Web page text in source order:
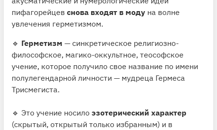
пифагорейцев снова входят в моду на волне
увлечения герметизмом.
🔹 Герметизм — синкретическое религиозно-
философское, магико-оккультное, теософское
учение, которое получило свое название по имени
полулегендарной личности — мудреца Гермеса
Трисмегиста.
🔹 Это учение носило эзотерический характер
(скрытый, открытый только избранным) и в